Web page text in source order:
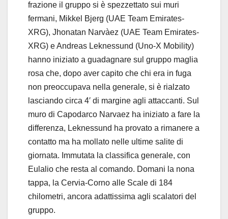
frazione il gruppo si è spezzettato sui muri
fermani, Mikkel Bjerg (UAE Team Emirates-
XRG), Jhonatan Narvàez (UAE Team Emirates-
XRG) e Andreas Leknessund (Uno-X Mobility)
hanno iniziato a guadagnare sul gruppo maglia
rosa che, dopo aver capito che chi era in fuga
non preoccupava nella generale, si è rialzato
lasciando circa 4′ di margine agli attaccanti. Sul
muro di Capodarco Narvaez ha iniziato a fare la
differenza, Leknessund ha provato a rimanere a
contatto ma ha mollato nelle ultime salite di
giornata. Immutata la classifica generale, con
Eulalio che resta al comando. Domani la nona
tappa, la Cervia-Corno alle Scale di 184
chilometri, ancora adattissima agli scalatori del
gruppo.